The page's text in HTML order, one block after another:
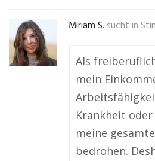
Miriam S. sucht in
Als
mein
Krankheit
meine
bedrohen.